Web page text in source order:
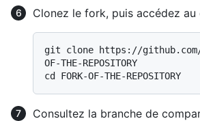
Clonez le fork, puis accédez
git clone https://github.com/
OF-THE-REPOSITORY
Consultez la branche de